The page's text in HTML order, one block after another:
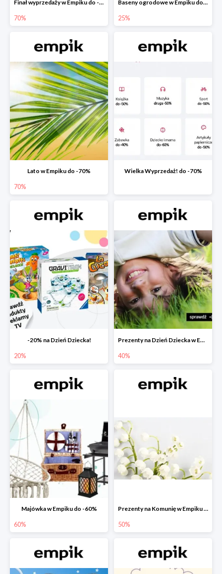
Finał wyprzedaży w Empiku do -70%
70%
Baseny ogrodowe w Empiku do -25%
25%
Lato w Empiku do -70%
70%
Wielka Wyprzedaż! do -70%
-20% na Dzień Dziecka!
20%
Prezenty na Dzień Dziecka w Empiku do -40%
40%
Majówka w Empiku do -60%
60%
Prezenty na Komunię w Empiku do -50%
50%